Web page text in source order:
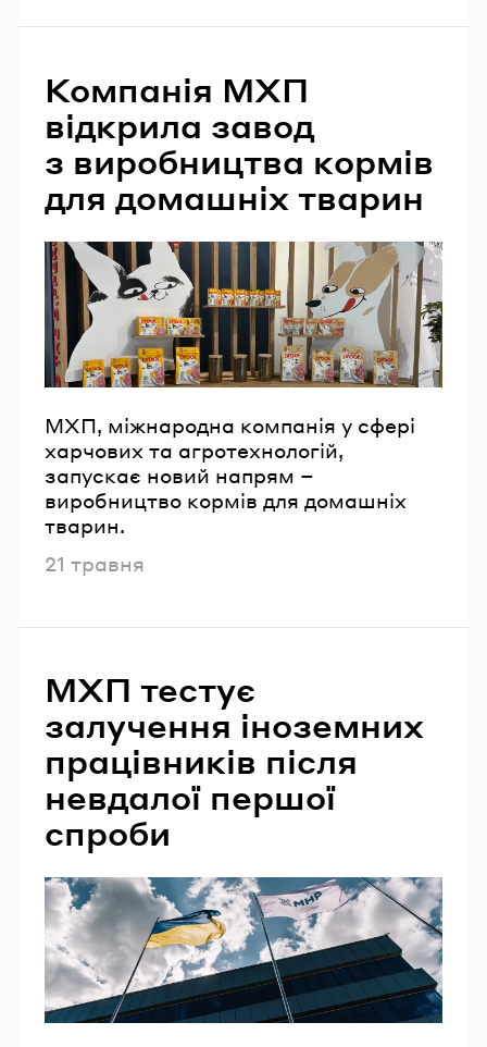
Компанія МХП
відкрила завод
з виробництва кормів
для домашніх тварин
МХП, міжнародна компанія у сфері
харчових та агротехнологій,
запускає новий напрям –
виробництво кормів для домашніх
тварин.
Опубліковано
21 травня
МХП тестує
залучення іноземних
працівників після
невдалої першої
спроби